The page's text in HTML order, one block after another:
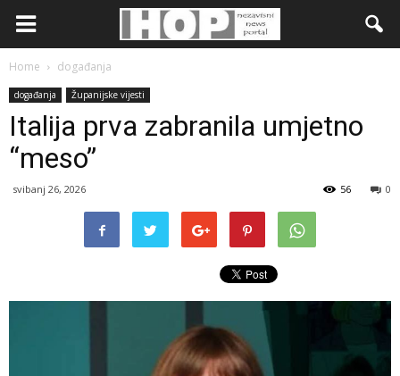
Home događanja
događanja Županijske vijesti
Italija prva zabranila umjetno
“meso”
svibanj 26, 2026 0
56